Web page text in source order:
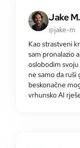
Jake M.
@jake-m
Kao strastveni
sam pronalazio
oslobodim
ne samo da ruši
beskonačne
vrhunsko AI